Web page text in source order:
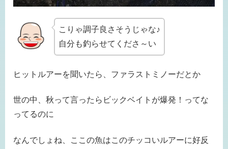
こりゃ調子良さそうじゃな♪
自分も釣らせてくださ～い
ヒットルアーを聞いたら、ファラストミノーだとか
世の中、秋って言ったらビックベイトが爆発！ってな
ってるのに
なんでしょね、ここの魚はこのチッコいルアーに好反